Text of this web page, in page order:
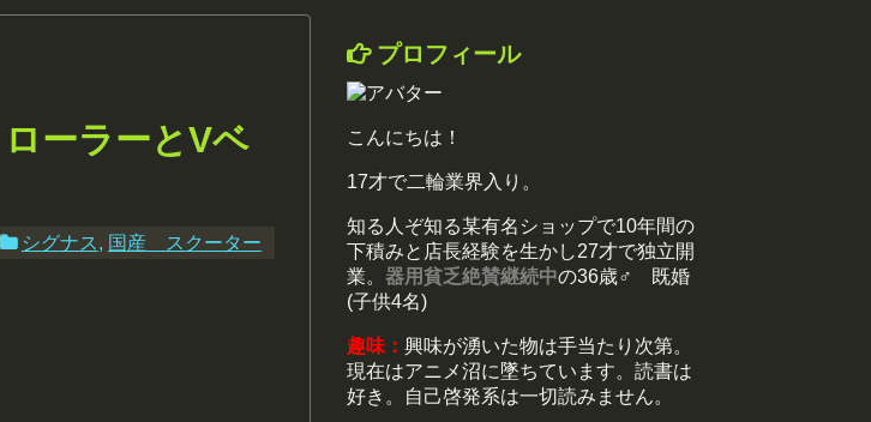
ーラーとVベ
シグナス , 国産 スクーター
プロフィール
こんにちは！
17才で二輪業界入り。
知る人ぞ知る某有名ショップで10年間の
下積みと店長経験を生かし27才で独立開
業。 器用貧乏絶賛継続中の36歳♂ 既婚
(子供4名)
趣味： 興味が湧いた物は手当たり次第。
現在はアニメ沼に墜ちています。読書は
好き。自己啓発系は一切読みません。